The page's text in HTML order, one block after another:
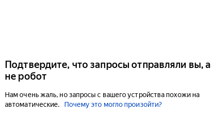
Подтвердите, что запросы отправляли вы, а
не робот
Нам очень жаль, но запросы с вашего устройства похожи на
автоматические.
Почему это могло произойти?